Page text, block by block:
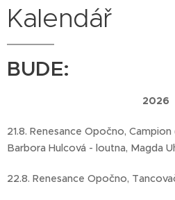
Kalendář
BUDE:
2026
21.8. Renesance Opočno,
Barbora Hulcová - loutna, Magda
22.8. Renesance Opočno,